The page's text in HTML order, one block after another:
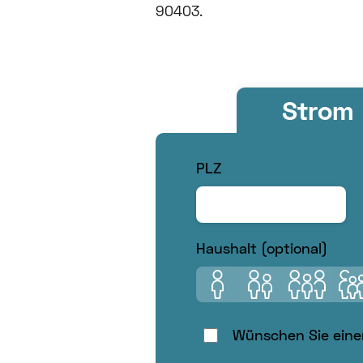
90403.
Strom
PLZ
Haushalt (optional)
1 Person2 Personen3 Personen
4
Wünschen Sie